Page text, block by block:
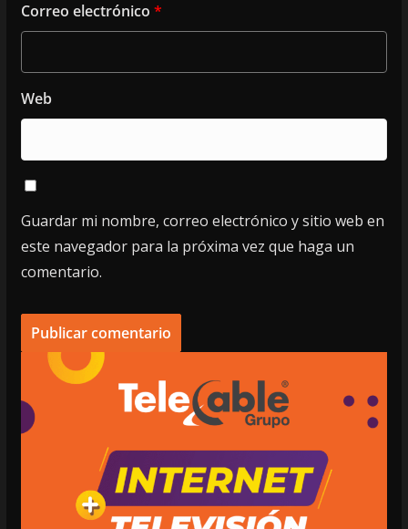
Correo electrónico *
Web
Guardar mi nombre, correo electrónico y sitio web en
este navegador para la próxima vez que haga un
comentario.